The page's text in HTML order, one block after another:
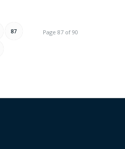
Page 87 of 90
87